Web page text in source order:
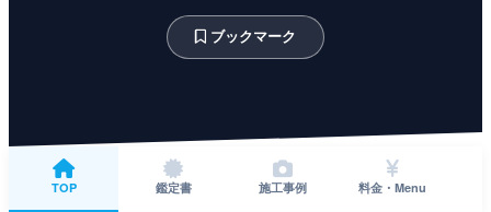
ブックマーク
TOP 鑑定書 施工事例 料金・Menu